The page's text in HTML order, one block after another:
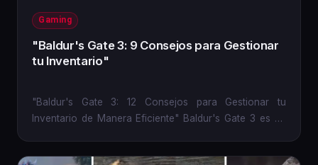
Gaming
"Baldur's Gate 3: 9 Consejos para Gestionar
tu Inventario"
"Baldur's Gate 3: 12 Consejos para Gestionar tu
Inventario de Manera Eficiente" Baldur's Gate 3 es un